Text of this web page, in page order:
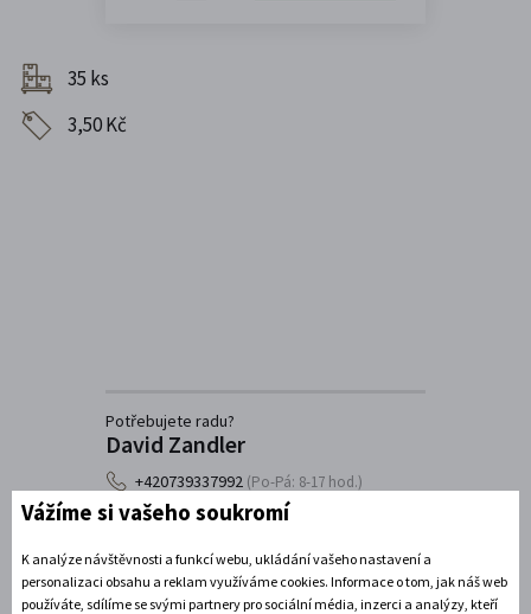
35 ks
3,50 Kč
Potřebujete radu?
David Zandler
+420739337992 (Po-Pá: 8-17 hod.)
info@zamecke-navrsi.cz
Poslat dotaz
Vážíme si vašeho soukromí
K analýze návštěvnosti a funkcí webu, ukládání vašeho nastavení a
personalizaci obsahu a reklam využíváme cookies. Informace o tom, jak náš web
používáte, sdílíme se svými partnery pro sociální média, inzerci a analýzy, kteří